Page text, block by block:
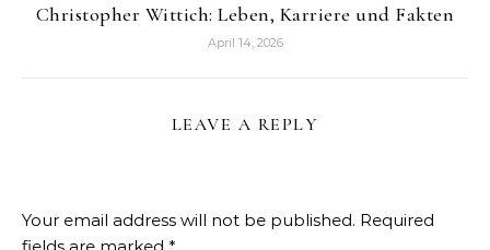
Christopher Wittich: Leben, Karriere und Fakten
April 14, 2026
LEAVE A REPLY
Your email address will not be published. Required